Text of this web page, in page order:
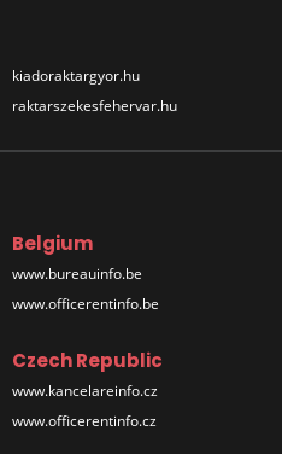
kiadoraktargyor.hu
raktarszekesfehervar.hu
Belgium
www.bureauinfo.be
www.officerentinfo.be
Czech Republic
www.kancelareinfo.cz
www.officerentinfo.cz